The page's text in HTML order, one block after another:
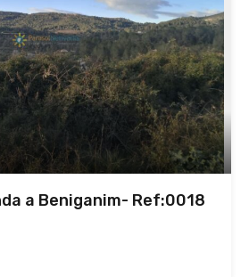
a Beniganim- Ref:0018